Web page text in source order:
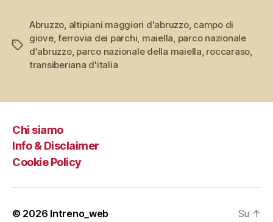
Tag
Abruzzo, altipiani maggiori d'abruzzo, campo di
giove,ferrovia dei parchi, maiella, parco nazionale
d'abruzzo, parco nazionale della maiella, roccaraso,
transiberiana d'italia
Chi siamo
Info & Disclaimer
Cookie Policy
© 2026 Intreno_web Su ↑